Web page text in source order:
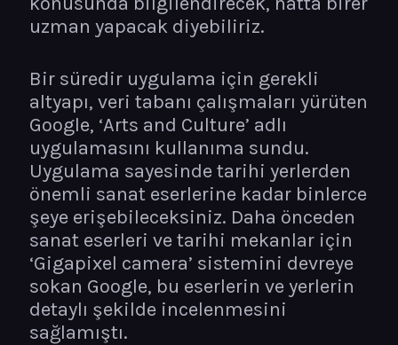
uzman yapacak diyebiliriz.
Bir süredir uygulama için gerekli
altyapı, veri tabanı çalışmaları yürüten
Google, ‘Arts and Culture’ adlı
uygulamasını kullanıma sundu.
Uygulama sayesinde tarihi yerlerden
önemli sanat eserlerine kadar binlerce
şeye erişebileceksiniz. Daha önceden
sanat eserleri ve tarihi mekanlar için
‘Gigapixel camera’ sistemini devreye
sokan Google, bu eserlerin ve yerlerin
detaylı şekilde incelenmesini
sağlamıştı.